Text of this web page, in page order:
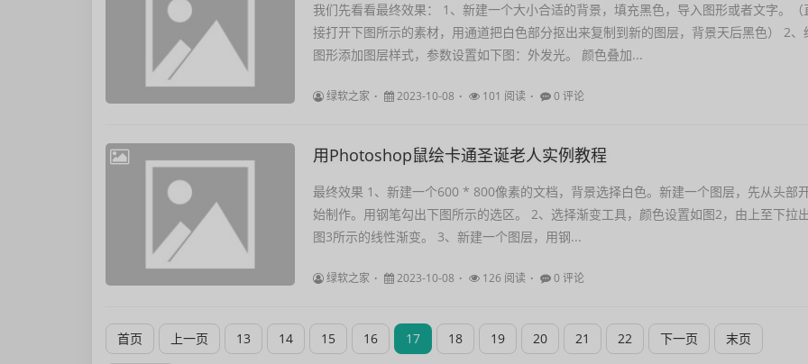
我们先看看最终效果： 1、新建一个大小合适的背景，填充黑色，导入图形或者文字。（
接打开下图所示的素材，用通道把白色部分抠出来复制到新的图层，背景天后黑色） 2、
图形添加图层样式，参数设置如下图：外发光。 颜色叠加...
绿软之家 2023-10-08 101 阅读 0 评论
用Photoshop鼠绘卡通圣诞老人实例教程
最终效果 1、新建一个600 * 800像素的文档，背景选择白色。新建一个图层，先从头部
始制作。用钢笔勾出下图所示的选区。 2、选择渐变工具，颜色设置如图2，由上至下拉
图3所示的线性渐变。 3、新建一个图层，用钢...
绿软之家 2023-10-08 126 阅读 0 评论
首页 上一页 13 14 15 16 17 18 19 20 21 22 下一页 末页